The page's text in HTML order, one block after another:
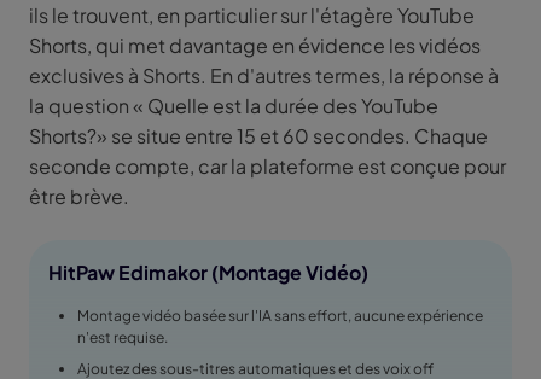
ils le trouvent, en particulier sur l'étagère YouTube
Shorts, qui met davantage en évidence les vidéos
exclusives à Shorts. En d'autres termes, la réponse à
la question « Quelle est la durée des YouTube
Shorts?» se situe entre 15 et 60 secondes. Chaque
seconde compte, car la plateforme est conçue pour
être brève.
HitPaw Edimakor (Montage Vidéo)
Montage vidéo basée sur l'IA sans effort, aucune expérience
n'est requise.
Ajoutez des sous-titres automatiques et des voix off